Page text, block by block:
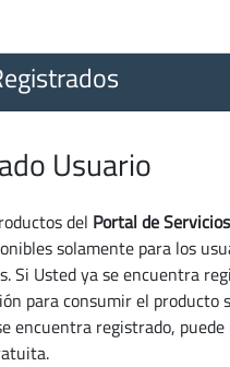
Usuario
del Portal de
solamente para los
Si Usted ya se encuentra
para consumir el producto
encuentra registrado, puede